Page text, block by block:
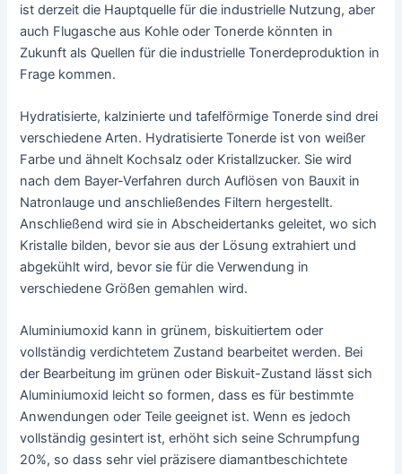
ist derzeit die Hauptquelle für die industrielle Nutzung, aber
auch Flugasche aus Kohle oder Tonerde könnten in
Zukunft als Quellen für die industrielle Tonerdeproduktion in
Frage kommen.
Hydratisierte, kalzinierte und tafelförmige Tonerde sind drei
verschiedene Arten. Hydratisierte Tonerde ist von weißer
Farbe und ähnelt Kochsalz oder Kristallzucker. Sie wird
nach dem Bayer-Verfahren durch Auflösen von Bauxit in
Natronlauge und anschließendes Filtern hergestellt.
Anschließend wird sie in Abscheidertanks geleitet, wo sich
Kristalle bilden, bevor sie aus der Lösung extrahiert und
abgekühlt wird, bevor sie für die Verwendung in
verschiedene Größen gemahlen wird.
Aluminiumoxid kann in grünem, biskuitiertem oder
vollständig verdichtetem Zustand bearbeitet werden. Bei
der Bearbeitung im grünen oder Biskuit-Zustand lässt sich
Aluminiumoxid leicht so formen, dass es für bestimmte
Anwendungen oder Teile geeignet ist. Wenn es jedoch
vollständig gesintert ist, erhöht sich seine Schrumpfung
20%, so dass sehr viel präzisere diamantbeschichtete